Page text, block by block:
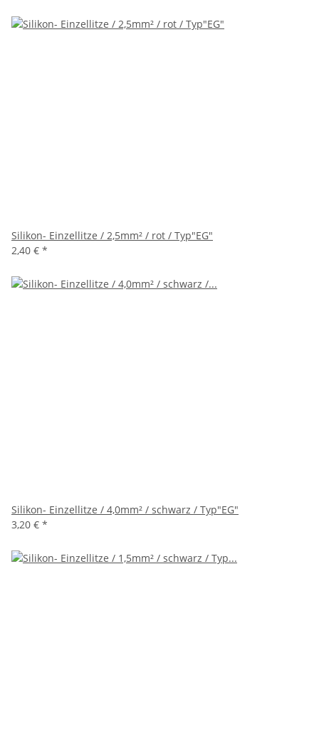
Silikon- Einzellitze / 2,5mm² / rot / Typ"EG"
2,40 € *
Silikon- Einzellitze / 4,0mm² / schwarz / Typ"EG"
3,20 € *